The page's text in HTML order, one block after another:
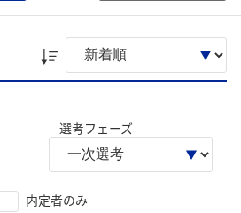
選考フェーズ
内定者のみ